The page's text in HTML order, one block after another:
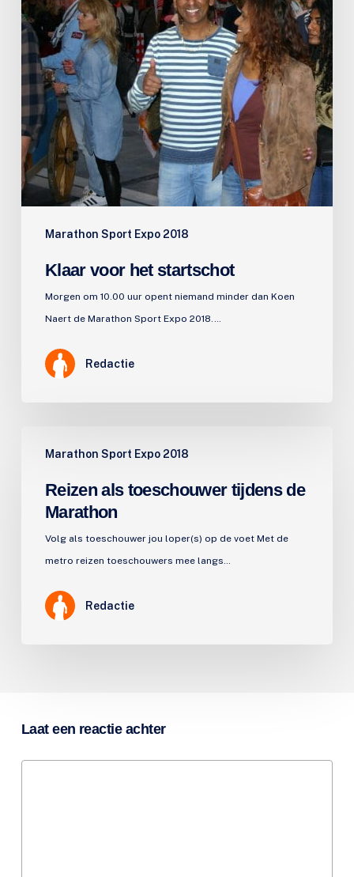
Marathon Sport Expo 2018
Klaar voor het startschot
Morgen om 10.00 uur opent niemand minder dan Koen
Naert de Marathon Sport Expo 2018.…
Redactie
Marathon Sport Expo 2018
toeschouwer
tijdens
Marathon
Reizen als toeschouwer tijdens de
Marathon
Volg als toeschouwer jou loper(s) op de voet Met de
metro reizen toeschouwers mee langs…
Redactie
Laat een reactie achter